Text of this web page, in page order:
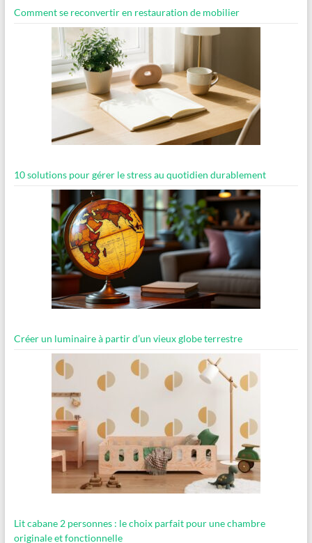
Comment se reconvertir en restauration de mobilier
10 solutions pour gérer le stress au quotidien durablement
Créer un luminaire à partir d’un vieux globe terrestre
Lit cabane 2 personnes : le choix parfait pour une chambre
originale et fonctionnelle